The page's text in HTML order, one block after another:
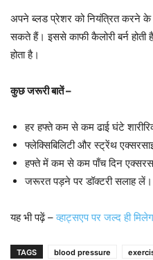
अपने ब्लड प्रेशर को नियंत्रित करने के
सकते हैं। इससे काफी कैलोरी बर्न
होता है।
कुछ जरूरी बातें –
हर हफ्ते कम से कम ढाई घंटे
फ्लेक्सिबिलिटी और स्ट्रेंथ
हफ्ते में कम से कम पाँच दिन
जरूरत पड़ने पर डॉक्टरी सलाह लें।
यह भी पढ़ें –व्हाट्सएप पर जल्द ही
TAGS blood pressure